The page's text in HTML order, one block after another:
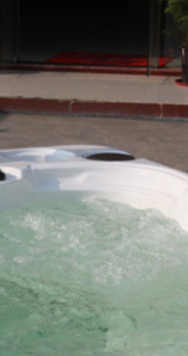
Viking Spa
Fiinn
American Whirlpool
Treesse
Coast Spas
Bellagio
Villeroy & Boch
Wellis
Jazzi Pool
JNJ Spas
Sundance Spas
Yokozuna